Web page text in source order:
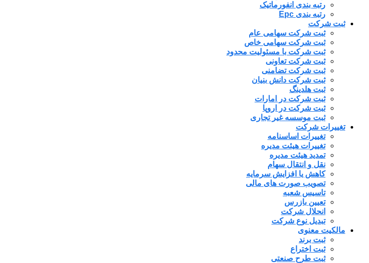
رتبه بندی انفورماتیک
رتبه بندی Epc
ثبت شرکت
ثبت شرکت سهامی عام
ثبت شرکت سهامی خاص
ثبت شرکت با مسئولیت محدود
ثبت شرکت تعاونی
ثبت شرکت تضامنی
ثبت شرکت دانش بنیان
ثبت هلدینگ
ثبت شرکت در امارات
ثبت شرکت در اروپا
ثبت موسسه غیر تجاری
تغییرات شرکت
تغییرات اساسنامه
تغییرات هیئت مدیره
تمدید هیئت مدیره
نقل و انتقال سهام
کاهش یا افزایش سرمایه
تصویب صورت های مالی
تاسیس شعبه
تعیین بازرس
انحلال شرکت
تبدیل نوع شرکت
مالکیت معنوی
ثبت برند
ثبت اختراع
ثبت طرح صنعتی